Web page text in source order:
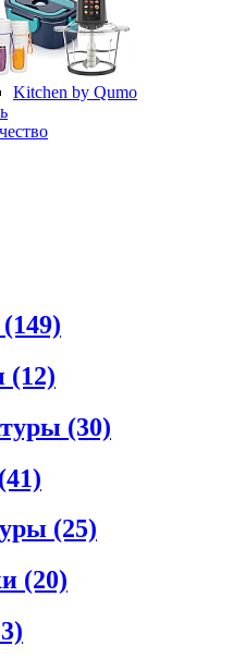
Kitchen by Qumo
(149)
(12)
(30)
(41)
(25)
(20)